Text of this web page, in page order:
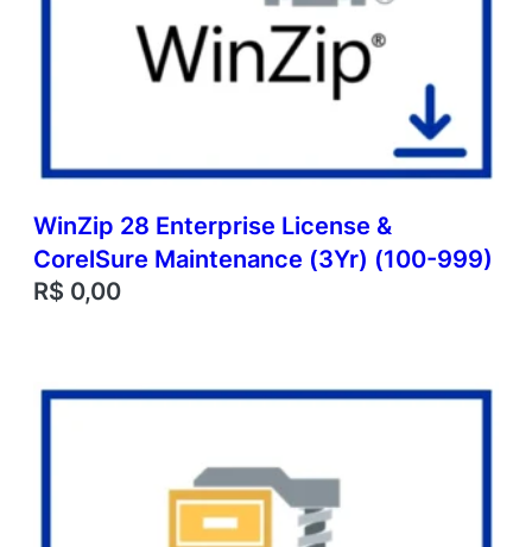
WinZip 28 Enterprise License &
CorelSure Maintenance (3Yr) (100-999)
R$ 0,00